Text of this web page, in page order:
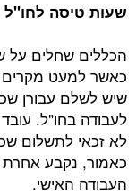
שעות טיסה לחו"ל
הכללים שחלים על
כאשר למעט מקרים
שיש לשלם עבורן
לעבודה בחו"ל.
לא זכאי לתשלום
כאמור, נקבע אחרת
העבודה האישי.